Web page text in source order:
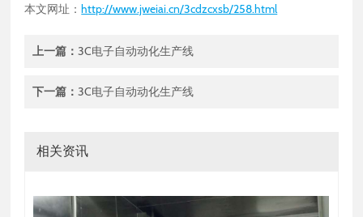
本文网址：http://www.jweiai.cn/3cdzcxsb/258.html
上一篇：3C电子自动动化生产线
下一篇：3C电子自动动化生产线
相关资讯